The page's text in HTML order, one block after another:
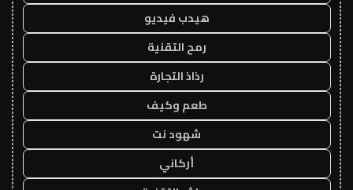
هيدب فيديو
رمح التقنية
رذاذ التجارة
طعم وكيف
شهود نت
أركاني